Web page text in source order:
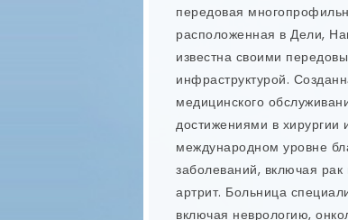
Дели, предлагающая
уход. Команда
технологии и самые
высочайшее качество
Дели. Доктор Нидхи
стоматологическим
широкого профиля,
восстановлении зубов. В
стоматологических
on-6, имплантация с